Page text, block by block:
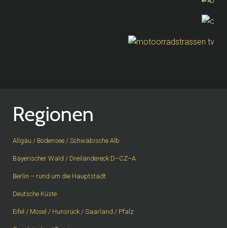
Regionen
Allgäu / Bodensee / Schwäbische Alb
Bayerischer Wald / Dreiländereck D–CZ–A
Berlin – rund um die Hauptstadt
Deutsche Küste
Eifel / Mosel / Hunsrück / Saarland / Pfalz